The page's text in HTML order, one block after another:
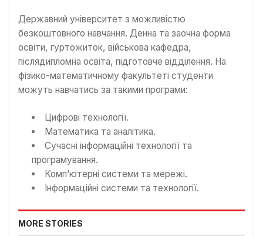
Державний університет з можливістю
безкоштовного навчання. Денна та заочна форма
освіти, гуртожиток, військова кафедра,
післядипломна освіта, підготовче відділення. На
фізико-математичному факультеті студенти
можуть навчатись за такими програми:
Цифрові технології.
Математика та аналітика.
Сучасні інформаційні технології та
програмування.
Комп’ютерні системи та мережі.
Інформаційні системи та технології.
MORE STORIES